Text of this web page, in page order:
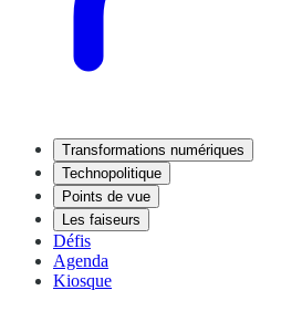
Transformations numériques
Technopolitique
Points de vue
Les faiseurs
Défis
Agenda
Kiosque